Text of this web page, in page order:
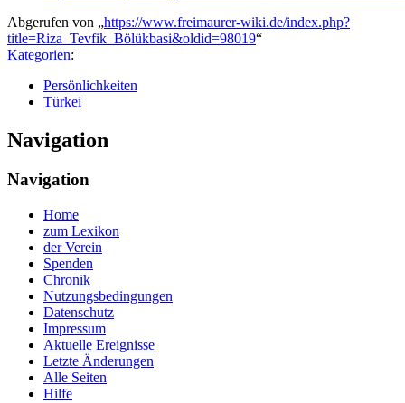
Abgerufen von „https://www.freimaurer-wiki.de/index.php?
title=Riza_Tevfik_Bölükbasi&oldid=98019“
Kategorien:
Persönlichkeiten
Türkei
Navigation
Navigation
Home
zum Lexikon
der Verein
Spenden
Chronik
Nutzungsbedingungen
Datenschutz
Impressum
Aktuelle Ereignisse
Letzte Änderungen
Alle Seiten
Hilfe